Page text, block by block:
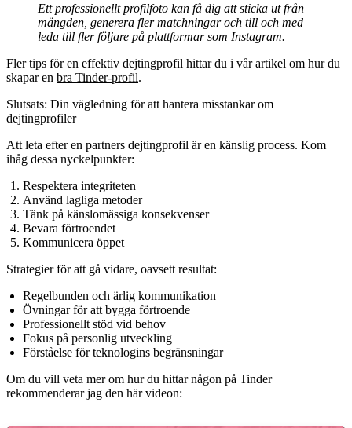
Ett professionellt profilfoto kan få dig att sticka ut från
mängden, generera fler matchningar och till och med
leda till fler följare på plattformar som Instagram.
Fler tips för en effektiv dejtingprofil hittar du i vår artikel om hur du
skapar en bra Tinder-profil.
Slutsats: Din vägledning för att hantera misstankar om
dejtingprofiler
Att leta efter en partners dejtingprofil är en känslig process. Kom
ihåg dessa nyckelpunkter:
Respektera integriteten
Använd lagliga metoder
Tänk på känslomässiga konsekvenser
Bevara förtroendet
Kommunicera öppet
Strategier för att gå vidare, oavsett resultat:
Regelbunden och ärlig kommunikation
Övningar för att bygga förtroende
Professionellt stöd vid behov
Fokus på personlig utveckling
Förståelse för teknologins begränsningar
Om du vill veta mer om hur du hittar någon på Tinder
rekommenderar jag den här videon: